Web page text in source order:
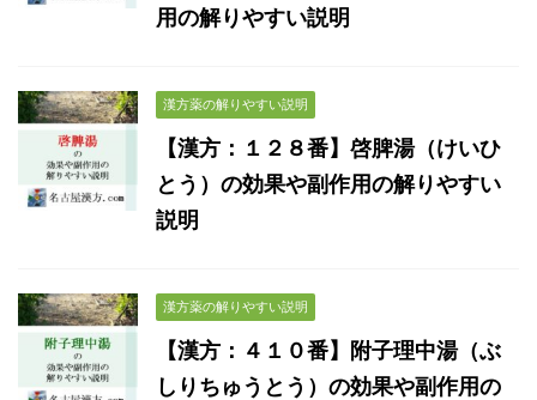
用の解りやすい説明
漢方薬の解りやすい説明
【漢方：１２８番】啓脾湯（けいひ
とう）の効果や副作用の解りやすい
説明
漢方薬の解りやすい説明
【漢方：４１０番】附子理中湯（ぶ
しりちゅうとう）の効果や副作用の